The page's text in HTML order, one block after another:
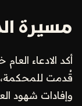
مسيرة
أكد الادعاء
قُدمت للمحكمة،
وإفادات شهود